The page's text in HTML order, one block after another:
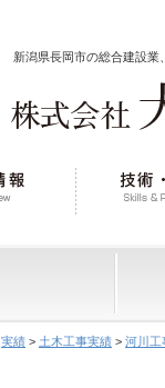
新潟県長岡市の総合建設業
実績 > 土木工事実績 > 河川工